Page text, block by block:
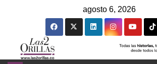
agosto 6, 2026